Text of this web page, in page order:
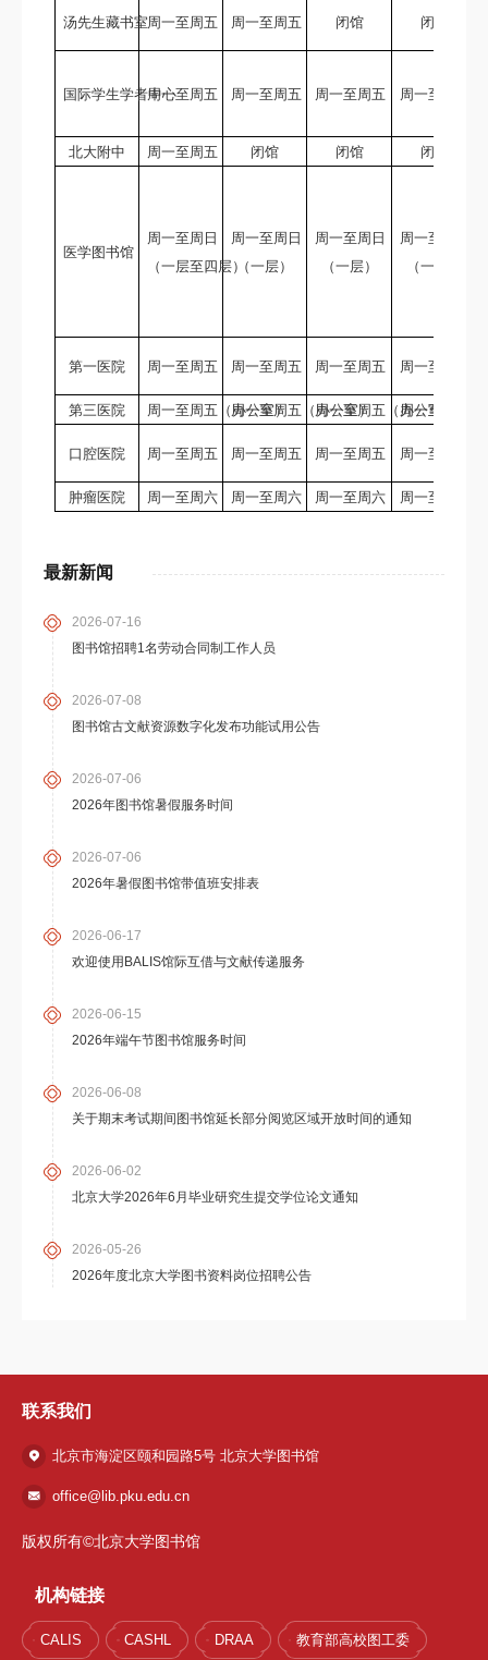
最新新闻
2026-07-16
图书馆招聘1名劳动合同制工作人员
2026-07-08
图书馆古文献资源数字化发布功能试用公告
2026-07-06
2026年图书馆暑假服务时间
2026-07-06
2026年暑假图书馆带值班安排表
2026-06-17
欢迎使用BALIS馆际互借与文献传递服务
2026-06-15
2026年端午节图书馆服务时间
2026-06-08
关于期末考试期间图书馆延长部分阅览区域开放时间的通知
2026-06-02
北京大学2026年6月毕业研究生提交学位论文通知
2026-05-26
2026年度北京大学图书资料岗位招聘公告
汤先生藏书室周一至周五 周一至周五 闭馆 闭馆
国际学生学者中心周一至周五 周一至周五 周一至周五 周一至周五
北大附中 周一至周五 闭馆 闭馆 闭馆
医学图书馆
周一至周日
（一层至四层）
周一至周日
（一层）
周一至周日
（一层）
周一至周日
（一层）
第一医院 周一至周五 周一至周五 周一至周五 周一至周五
第三医院 周一至周五（办公室）周一至周五（办公室）周一至周五（办公室）
周一至周五
口腔医院 周一至周五 周一至周五 周一至周五 周一至周五
肿瘤医院 周一至周六 周一至周六 周一至周六 周一至周六
联系我们
北京市海淀区颐和园路5号 北京大学图书馆
office@lib.pku.edu.cn
版权所有©北京大学图书馆
机构链接
CALIS CASHL DRAA 教育部高校图工委